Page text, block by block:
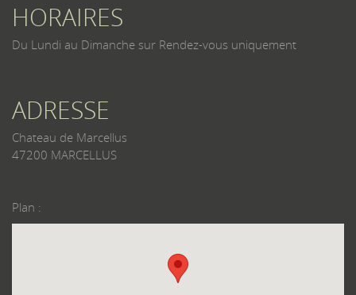
HORAIRES
Du Lundi au Dimanche sur Rendez-vous uniquement
ADRESSE
Chateau de Marcellus
47200 MARCELLUS
Plan :